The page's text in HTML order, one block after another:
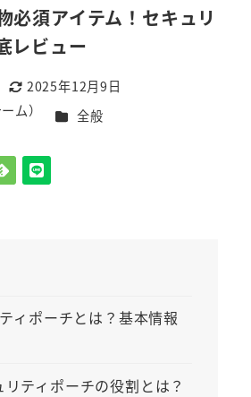
必須アイテム！セキュリ
レビュー
更新日
2025年12月9日
ム） カテゴリー
全般
ィポーチとは？基本情報
リティポーチの役割とは？